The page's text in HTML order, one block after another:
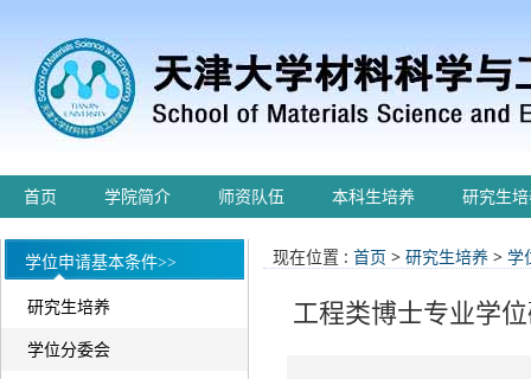
首页 学院简介 师资队伍 本科生培养 研究生
学位申请基本条件>>
研究生培养
学位分委会
现在位置 : 首页 > 研究生培养 > 学
工程类博士专业学